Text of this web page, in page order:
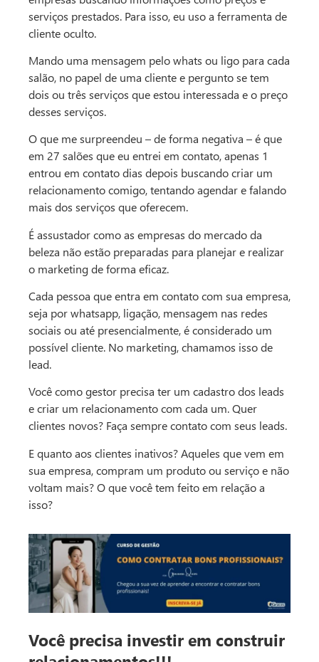
serviços prestados. Para isso, eu uso a ferramenta de
cliente oculto.
Mando uma mensagem pelo whats ou ligo para cada
salão, no papel de uma cliente e pergunto se tem
dois ou três serviços que estou interessada e o preço
desses serviços.
O que me surpreendeu – de forma negativa – é que
em 27 salões que eu entrei em contato, apenas 1
entrou em contato dias depois buscando criar um
relacionamento comigo, tentando agendar e falando
mais dos serviços que oferecem.
É assustador como as empresas do mercado da
beleza não estão preparadas para planejar e realizar
o marketing de forma eficaz.
Cada pessoa que entra em contato com sua empresa,
seja por whatsapp, ligação, mensagem nas redes
sociais ou até presencialmente, é considerado um
possível cliente. No marketing, chamamos isso de
lead.
Você como gestor precisa ter um cadastro dos leads
e criar um relacionamento com cada um. Quer
clientes novos? Faça sempre contato com seus leads.
E quanto aos clientes inativos? Aqueles que vem em
sua empresa, compram um produto ou serviço e não
voltam mais? O que você tem feito em relação a
isso?
Você precisa investir em construir